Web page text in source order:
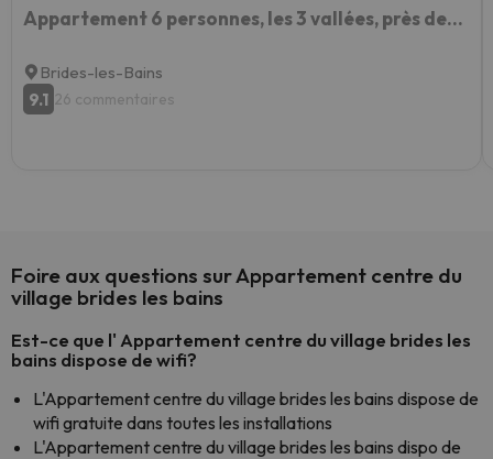
Appartement 6 personnes, les 3 vallées, près des Thermes
Brides-les-Bains
9.1 26 commentaires
Foire aux questions sur Appartement centre du
village brides les bains
Est-ce que l' Appartement centre du village brides les
bains dispose de wifi?
L'Appartement centre du village brides les bains dispose de
wifi gratuite dans toutes les installations
L'Appartement centre du village brides les bains dispo de